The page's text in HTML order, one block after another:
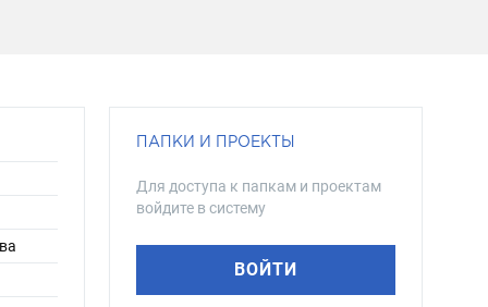
ПАПКИ И ПРОЕКТЫ
Для доступа к папкам и проектам
войдите в систему
ВОЙТИ